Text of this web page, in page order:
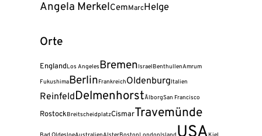
Angela MerkelCemMarcHelge
Orte
EnglandLos AngelesBremenIsraelBenthullenAmrum
FukushimaBerlinFrankreichOldenburgItalien
ReinfeldDelmenhorstÅlborgSan Francisco
RostockBreitscheidplatzCismarTravemünde